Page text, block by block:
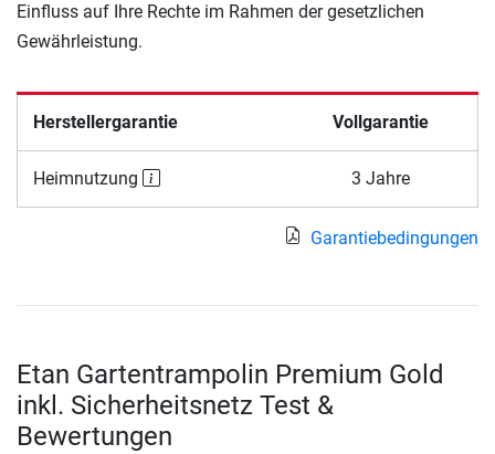
Einfluss auf Ihre Rechte im Rahmen der gesetzlichen
Gewährleistung.
Herstellergarantie Vollgarantie
Heimnutzung 3 Jahre
Garantiebedingungen
Etan Gartentrampolin Premium Gold
inkl. Sicherheitsnetz Test &
Bewertungen